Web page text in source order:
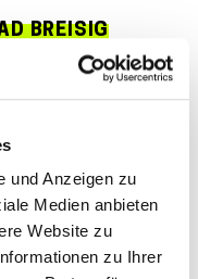
und Anzeigen zu
Medien anbieten
Website zu
zu Ihrer
BREISIG